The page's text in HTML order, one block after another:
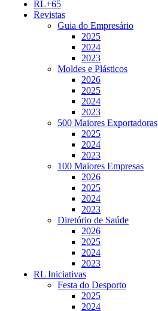
RL+65
Revistas
Guia do Empresário
2025
2024
2023
Moldes e Plásticos
2026
2025
2024
2023
500 Maiores Exportadoras
2025
2024
2023
100 Maiores Empresas
2026
2025
2024
2023
Diretório de Saúde
2026
2025
2024
2023
RL Iniciativas
Festa do Desporto
2025
2024